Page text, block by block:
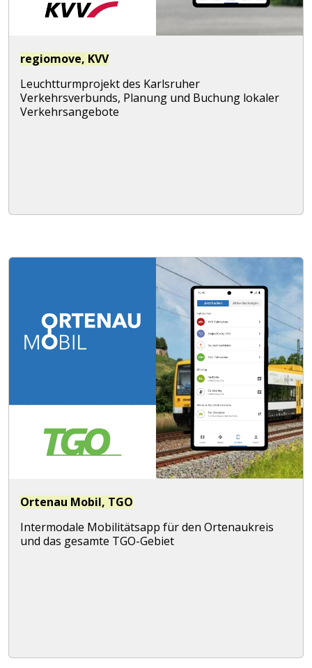
regiomove, KVV
Leuchtturmprojekt des Karlsruher
Verkehrsverbunds, Planung und Buchung lokaler
Verkehrsangebote
Ortenau Mobil, TGO
Intermodale Mobilitätsapp für den Ortenaukreis
und das gesamte TGO-Gebiet